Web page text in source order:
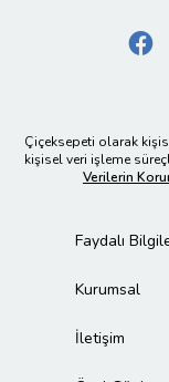
Çiçeksepeti olarak
kişisel veri işleme
Verilerin
Faydalı
Kurumsal
İletişim